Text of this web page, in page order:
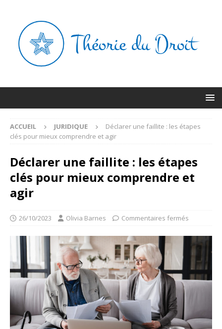
ACCUEIL JURIDIQUE
Déclarer une faillite : les étapes
clés pour mieux comprendre et agir
Déclarer une faillite : les étapes
clés pour mieux comprendre et
agir
26/10/2023 Olivia Barnes Commentaires fermés